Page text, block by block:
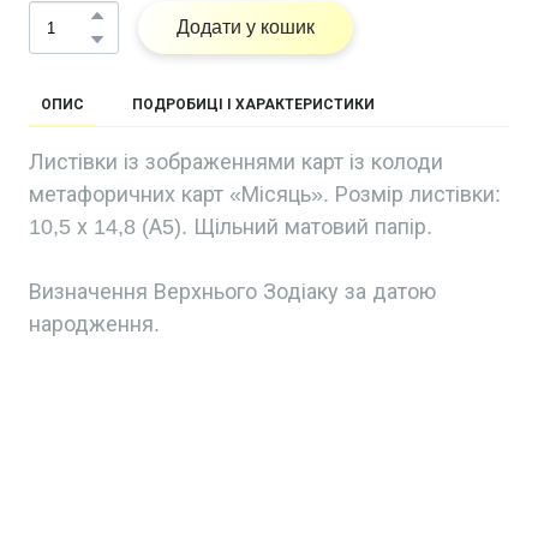
Додати у кошик
ОПИС ПОДРОБИЦІ І ХАРАКТЕРИСТИКИ
Листівки із зображеннями карт із колоди
метафоричних карт «Місяць». Розмір листівки:
10,5 х 14,8 (А5). Щільний матовий папір.
Визначення Верхнього Зодіаку за датою
народження.